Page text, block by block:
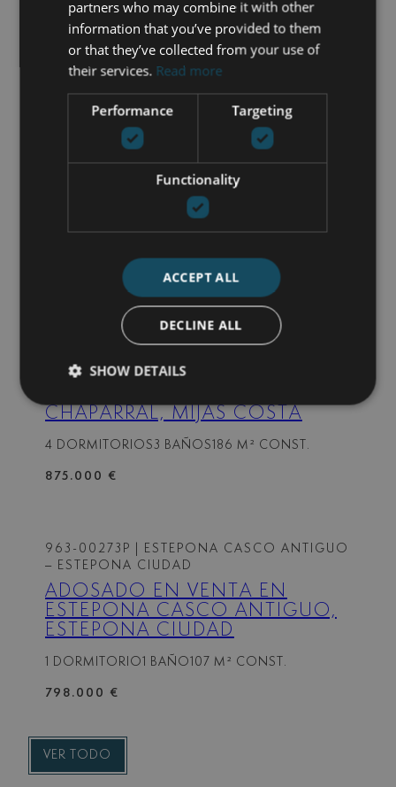
3 DORMITORIOS 3 BAÑOS294 M² PLANO
294 M² CONST.
| LA CAMPANA – NUEVA
ANDALUCIA
OPORTUNIDAD DE
RENOVACIÓN EN LA
CAMPANA, NUEVA ANDALUCÍA
256 M² CONST.
270-MOP| EL CHAPARRAL – MIJAS COSTA
CHAPARRAL, MIJAS COSTA
4 DORMITORIOS3 BAÑOS 186 M² CONST.
875.000 €
963-00273P
| ESTEPONA CASCO ANTIGUO
– ESTEPONA CIUDAD
ADOSADO EN VENTA EN
ESTEPONA CASCO ANTIGUO,
ESTEPONA CIUDAD
1 DORMITORIO 1 BAÑO 107 M² CONST.
798.000 €
VER TODO
partners who may combine it with other
information that you’ve provided to them
or that they’ve collected from your use of
their services. Read more
Performance Targeting
Functionality
ACCEPT ALL
DECLINE ALL
SHOW DETAILS